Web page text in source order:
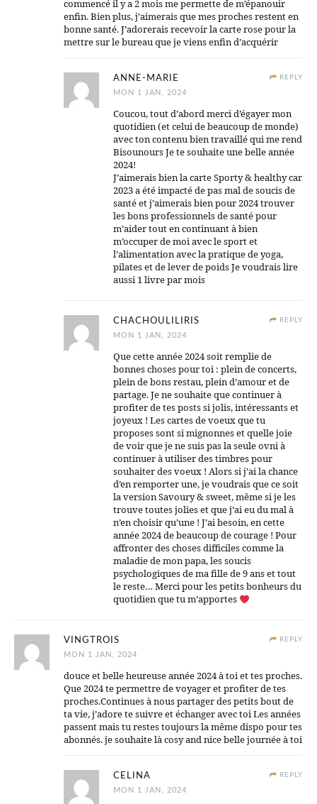
commencé il y a 2 mois me permette de m’épanouir
enfin. Bien plus, j’aimerais que mes proches restent en
bonne santé. J’adorerais recevoir la carte rose pour la
mettre sur le bureau que je viens enfin d’acquérir
REPLY
ANNE-MARIE
MON 1 JAN, 2024
Coucou, tout d’abord merci d’égayer mon
quotidien (et celui de beaucoup de monde)
avec ton contenu bien travaillé qui me rend
Bisounours Je te souhaite une belle année
2024!
J’aimerais bien la carte Sporty & healthy car
2023 a été impacté de pas mal de soucis de
santé et j’aimerais bien pour 2024 trouver
les bons professionnels de santé pour
m’aider tout en continuant à bien
m’occuper de moi avec le sport et
l’alimentation avec la pratique de yoga,
pilates et de lever de poids Je voudrais lire
aussi 1 livre par mois
REPLY
CHACHOULILIRIS
MON 1 JAN, 2024
Que cette année 2024 soit remplie de
bonnes choses pour toi : plein de concerts,
plein de bons restau, plein d’amour et de
partage. Je ne souhaite que continuer à
profiter de tes posts si jolis, intéressants et
joyeux ! Les cartes de voeux que tu
proposes sont si mignonnes et quelle joie
de voir que je ne suis pas la seule ovni à
continuer à utiliser des timbres pour
souhaiter des voeux ! Alors si j’ai la chance
d’en remporter une, je voudrais que ce soit
la version Savoury & sweet, même si je les
trouve toutes jolies et que j’ai eu du mal à
n’en choisir qu’une ! J’ai besoin, en cette
année 2024 de beaucoup de courage ! Pour
affronter des choses difficiles comme la
maladie de mon papa, les soucis
psychologiques de ma fille de 9 ans et tout
le reste… Merci pour les petits bonheurs du
quotidien que tu m’apportes
REPLY
VINGTROIS
MON 1 JAN, 2024
douce et belle heureuse année 2024 à toi et tes proches.
Que 2024 te permettre de voyager et profiter de tes
proches.Continues à nous partager des petits bout de
ta vie, j’adore te suivre et échanger avec toi Les années
passent mais tu restes toujours la même dispo pour tes
abonnés. je souhaite là cosy and nice belle journée à toi
REPLY
CELINA
MON 1 JAN, 2024